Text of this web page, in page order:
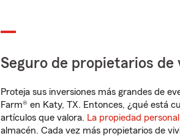
Seguro de propietarios de
Proteja sus inversiones más grandes de
Farm® en Katy, TX. Entonces, ¿qué está
artículos que valora. La propiedad personal
almacén. Cada vez más propietarios de